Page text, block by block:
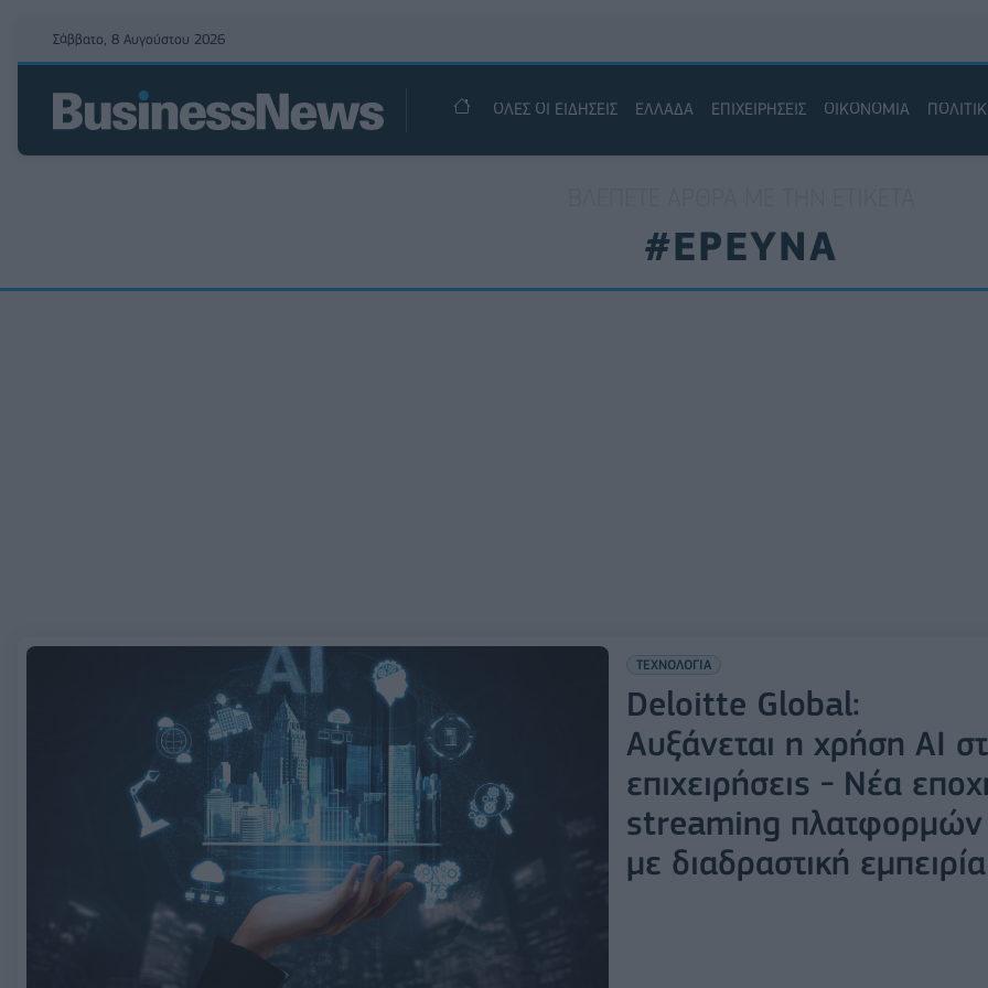
Σάββατο, 8 Αυγούστου 2026
ΟΛΕΣ ΟΙ ΕΙΔΗΣΕΙΣ ΕΛΛΑΔΑ ΕΠΙΧΕΙΡΗΣΕΙΣ ΟΙΚΟΝΟΜΙΑ
#ΕΡΕΥΝΑ
ΤΕΧΝΟΛΟΓΙΑ
Deloitte Global:
Αυξάνεται η χρήση ΑΙ
επιχειρήσεις - Νέα
streaming πλατφορμών
με διαδραστική εμπειρία